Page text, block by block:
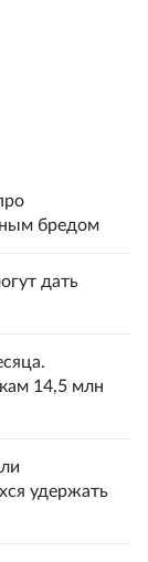
бредом
дать
14,5 млн
удержать